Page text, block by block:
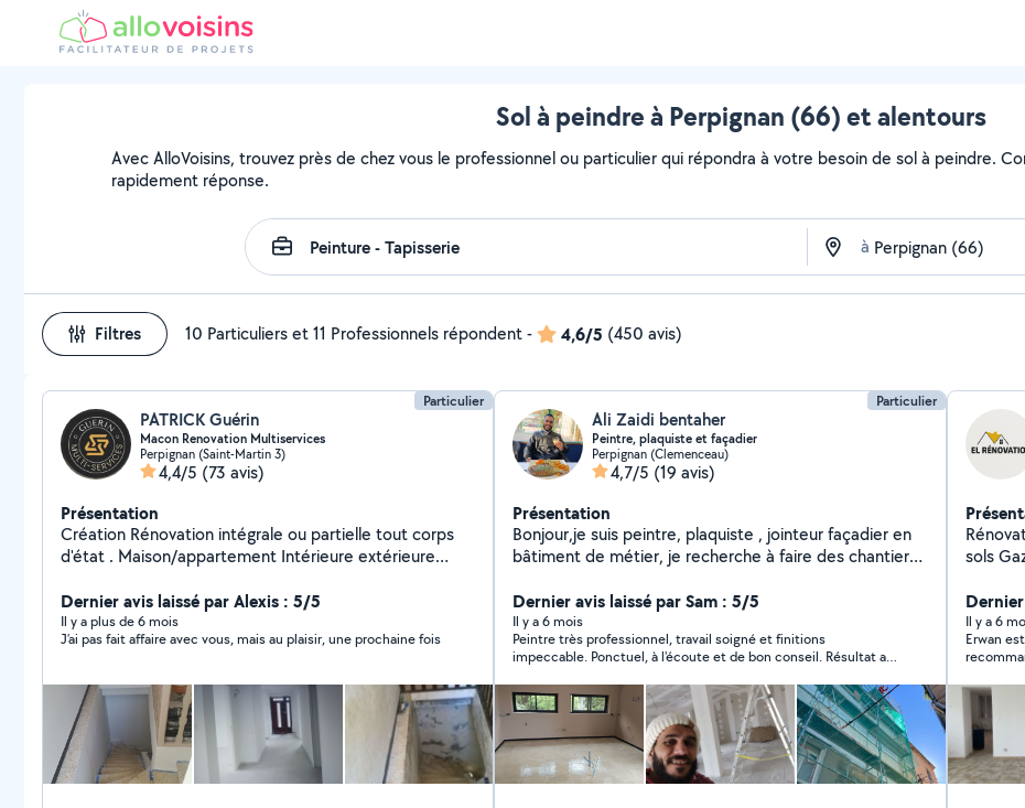
Sol à peindre à Perpignan (66) et alentours
Avec AlloVoisins, trouvez près de chez vous le professionnel ou particulier qui répondra à votre besoin de sol à peindre.
rapidement réponse.
à
Filtres 10 Particuliers et 11 Professionnels répondent- 4,6/5 (450 avis)
Particulier
PATRICK Guérin
Macon Renovation Multiservices
Perpignan (Saint-Martin 3)
4,4/5 (73 avis)
Présentation
Création Rénovation intégrale ou partielle tout corps
d'état . Maison/appartement Intérieure extérieure
Peinture Pose parquet, carrelage , moquette .
Dernier avis laissé par Alexis : 5/5
Il y a plus de 6 mois
J’ai pas fait affaire avec vous, mais au plaisir, une prochaine fois
Particulier
Ali Zaidi bentaher
Peintre, plaquiste et façadier
Perpignan (Clemenceau)
4,7/5 (19 avis)
Présentation
Bonjour,je suis peintre, plaquiste , jointeur façadier en
bâtiment de métier, je recherche à faire des chantiers
je reste à votre disposition.
Dernier avis laissé par Sam : 5/5
Il y a 6 mois
Peintre très professionnel, travail soigné et finitions
impeccable. Ponctuel, à l'écoute et de bon conseil. Résultat au
Rénovation
Il y a 6
Erwan est